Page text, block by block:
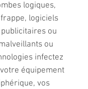
logiques,
logiciels
ou
ou
infectez
équipement
vos